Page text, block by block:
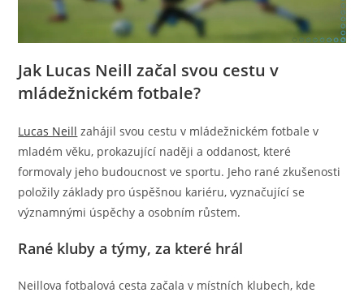
Jak Lucas Neill začal svou cestu v
mládežnickém fotbale?
Lucas Neill zahájil svou cestu v mládežnickém fotbale v
mladém věku, prokazující naději a oddanost, které
formovaly jeho budoucnost ve sportu. Jeho rané zkušenosti
položily základy pro úspěšnou kariéru, vyznačující se
významnými úspěchy a osobním růstem.
Rané kluby a týmy, za které hrál
Neillova fotbalová cesta začala v místních klubech, kde